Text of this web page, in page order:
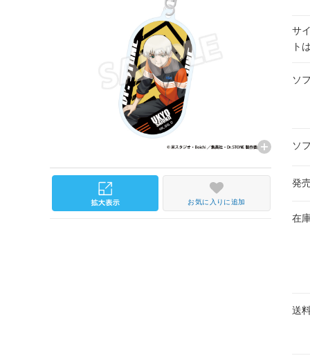
サ
ト
ソ
ソ
発
在
送
お気に入りに追加